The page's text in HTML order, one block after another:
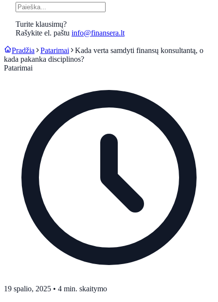
Turite klausimų?
Rašykite el. paštu info@finansera.lt
Pradžia Patarimai
Kada verta samdyti finansų konsultantą, o
kada pakanka disciplinos?
Patarimai
19 spalio, 2025 • 4 min. skaitymo